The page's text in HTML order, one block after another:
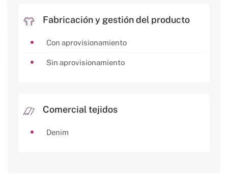
Fabricación y gestión del producto
Con aprovisionamiento
Sin aprovisionamiento
Comercial tejidos
Denim